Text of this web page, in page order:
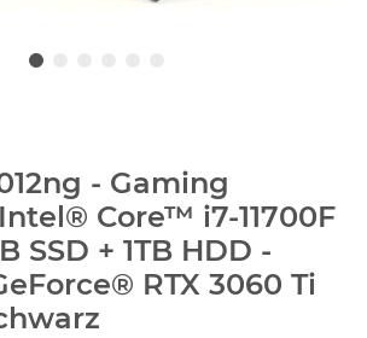
- Gaming
Core™ i7-11700F
SSD + 1TB HDD -
RTX 3060 Ti